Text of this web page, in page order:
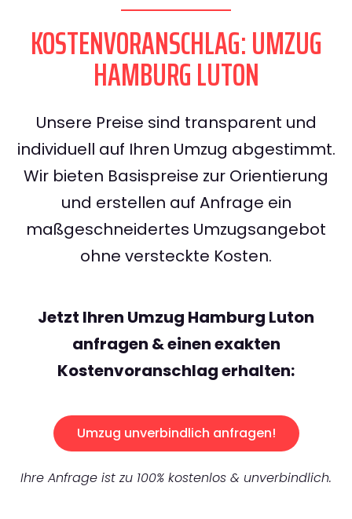
KOSTENVORANSCHLAG: UMZUG
HAMBURG LUTON
Unsere Preise sind transparent und
individuell auf Ihren Umzug abgestimmt.
Wir bieten Basispreise zur Orientierung
und erstellen auf Anfrage ein
maßgeschneidertes Umzugsangebot
ohne versteckte Kosten.
Jetzt Ihren Umzug Hamburg Luton
anfragen & einen exakten
Kostenvoranschlag erhalten:
Umzug unverbindlich anfragen!
Ihre Anfrage ist zu 100% kostenlos & unverbindlich.